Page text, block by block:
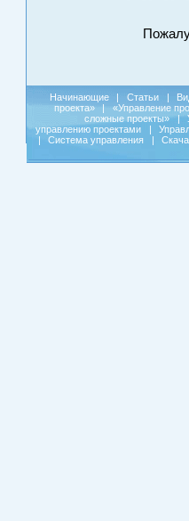
Начинающие | Статьи |
проекта»
| «Управление
сложные проекты»
|
управлению проектами
|
|
Система управления |